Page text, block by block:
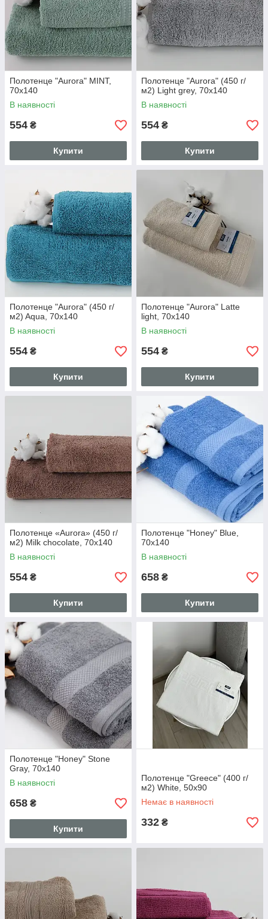
Полотенце "Aurora" MINT,
70x140
В наявності
554 ₴
Купити
Полотенце "Aurora" (450 г/
м2) Light grey, 70x140
В наявності
554 ₴
Купити
Полотенце "Aurora" (450 г/
м2) Aqua, 70x140
В наявності
554 ₴
Купити
Полотенце "Aurora" Latte
light, 70x140
В наявності
554 ₴
Купити
Полотенце «Aurora» (450 г/
м2) Milk chocolate, 70x140
В наявності
554 ₴
Купити
Полотенце "Honey" Blue,
70x140
В наявності
658 ₴
Купити
Полотенце "Honey" Stone
Gray, 70x140
В наявності
658 ₴
Купити
Полотенце "Greece" (400 г/
м2) White, 50x90
Немає в наявності
332 ₴